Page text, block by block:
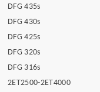
DFG 435s
DFG 430s
DFG 425s
DFG 320s
DFG 316s
2ET2500-2ET4000